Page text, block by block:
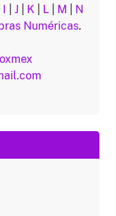
I J K L M
N
Numéricas.